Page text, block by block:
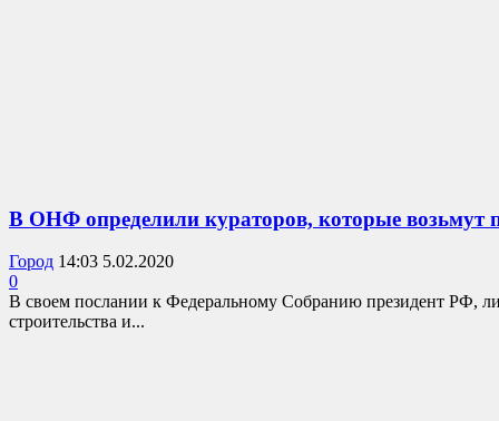
В ОНФ определили кураторов, которые возьмут
Город 14:03 5.02.2020
0
В своем послании к Федеральному Собранию президент РФ,
строительства и...